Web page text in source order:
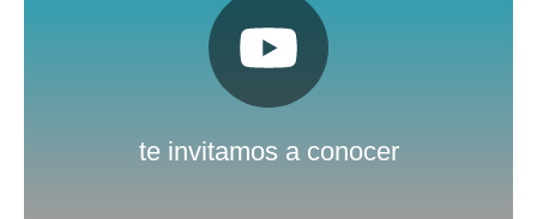
te invitamos a conocer
Pulsa aquí